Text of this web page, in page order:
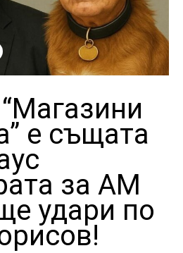
е същата
за АМ
удари по